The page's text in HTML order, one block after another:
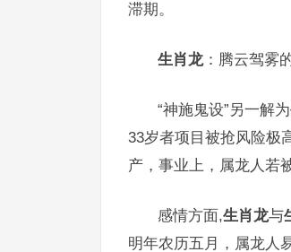
滞期。
生肖龙：腾云驾雾
“神施鬼设”另一解为
33岁者项目被抢风险极
产，事业上，属龙人若
感情方面,生肖龙与
明年农历五月，属龙人